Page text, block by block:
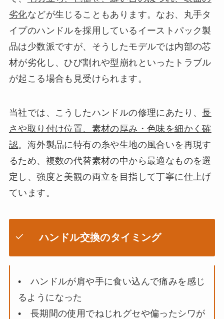
劣化などが生じることもあります。なお、丸手タ
イプのハンドルを採用しているイーストパック製
品は少数派ですが、そうしたモデルでは内部の芯
材が劣化し、ひび割れや型崩れといったトラブル
が起こる場合も見受けられます。
当社では、こうしたハンドルの修理にあたり、長
さや取り付け位置、素材の厚み・色味を細かく確
認。海外製品に特有の糸や生地の風合いを再現す
るため、複数の代替素材の中から最適なものを選
定し、強度と美観の両立を目指して丁寧に仕上げ
ています。
ハンドル交換のタイミング
• ハンドルが肩や手に食い込んで痛みを感じ
るようになった
• 長期間の使用でねじれグセや偏ったシワが